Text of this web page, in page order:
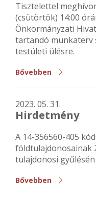
Tisztelettel
(csütörtök) 14:00
Önkormányzati
tartandó munkaterv
testületi ülésre.
Bővebben
2023. 05. 31.
Hirdetmény
A 14-356560-405
földtulajdonosainak
tulajdonosi
Bővebben